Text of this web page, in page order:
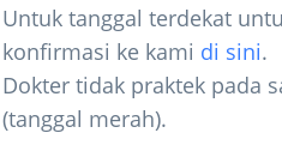
Untuk tanggal terdekat
konfirmasi ke kami di sini.
Dokter tidak praktek pada
(tanggal merah).